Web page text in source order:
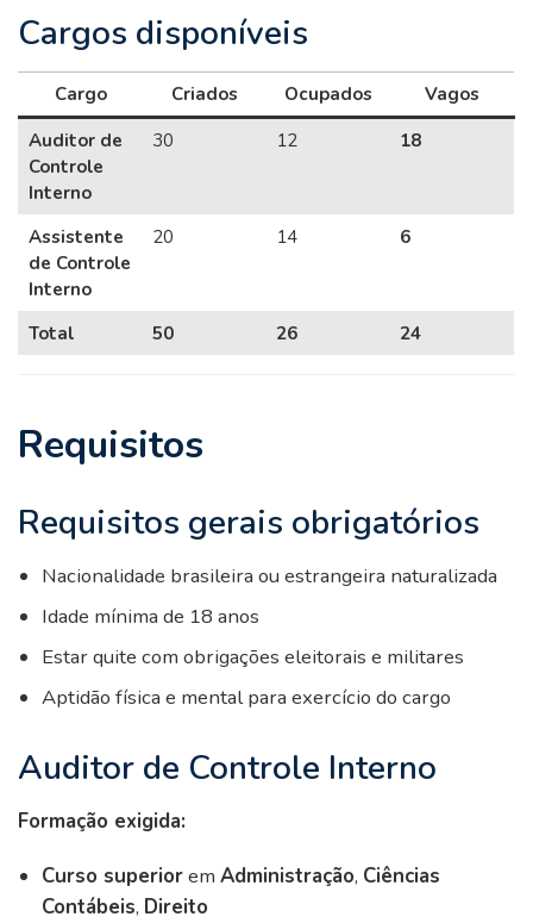
Cargos disponíveis
Cargo Criados Ocupados
Vagos
Auditor de
Controle
Interno
30 12 18
Assistente
de Controle
Interno
20 14 6
Total 50 26 24
Requisitos
Requisitos gerais obrigatórios
Nacionalidade brasileira ou estrangeira naturalizada
Idade mínima de 18 anos
Estar quite com obrigações eleitorais e militares
Aptidão física e mental para exercício do cargo
Auditor de Controle Interno
Formação exigida:
Curso superiorem Administração, Ciências
Contábeis, Direito